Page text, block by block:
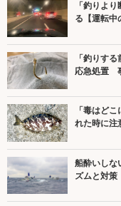
「釣りよ
る【運転中
「釣りす
応急処置
「毒はど
れた時に注
船酔いし
ズムと対策